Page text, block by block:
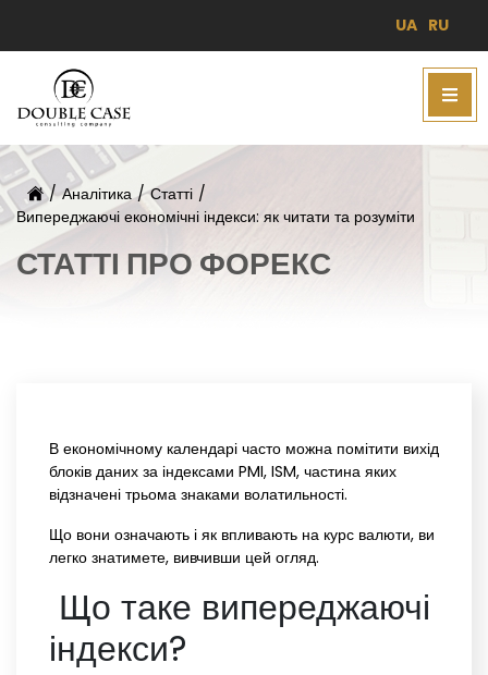
UA RU
/ Аналітика / Статті /
Випереджаючі економічні індекси: як читати та розуміти
СТАТТІ ПРО ФОРЕКС
В економічному календарі часто можна помітити вихід
блоків даних за індексами PMI, ISM, частина яких
відзначені трьома знаками волатильності.
Що вони означають і як впливають на курс валюти, ви
легко знатимете, вивчивши цей огляд.
Що таке випереджаючі
індекси?